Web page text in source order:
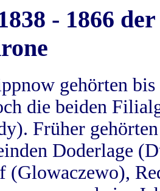
- 1866
gehörten
die beiden
Früher
Doderlage
(Glowaczewo),